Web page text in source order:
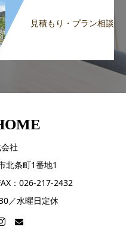
見積もり・プラン相談
社
条町1番地1
：026-217-2432
／水曜日定休